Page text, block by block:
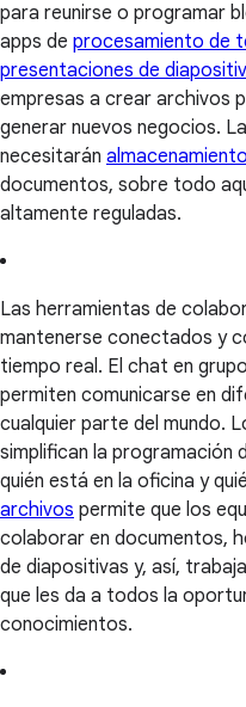
para reunirse o programar
apps de procesamiento de
presentaciones de
empresas a crear archivos
generar nuevos negocios.
necesitarán
documentos, sobre todo
altamente reguladas.
Las herramientas de
mantenerse conectados y
tiempo real. El chat en
permiten comunicarse en
cualquier parte del mundo.
simplifican la programación
quién está en la oficina y
archivos permite que los
colaborar en documentos,
de diapositivas y, así,
que les da a todos la
conocimientos.